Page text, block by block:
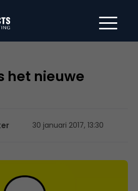
het nieuwe
30 januari 2017, 13:30